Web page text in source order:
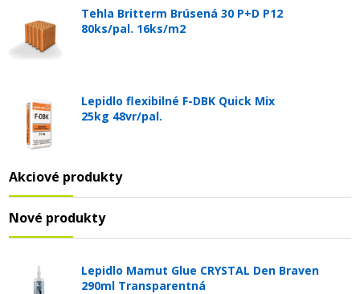
Tehla Britterm Brúsená 30 P+D P12
80ks/pal. 16ks/m2
Lepidlo flexibilné F-DBK Quick Mix
25kg 48vr/pal.
Akciové produkty
Nové produkty
Lepidlo Mamut Glue CRYSTAL Den Braven
290ml Transparentná